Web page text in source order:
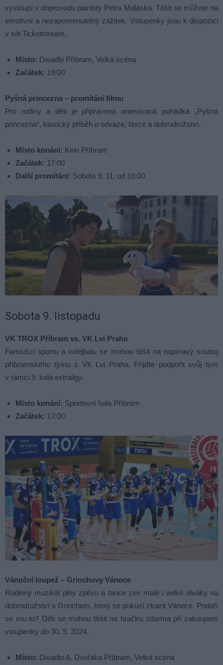
vystoupí v doprovodu pianisty Petra Maláska. Těšit se můžete na
emotivní a nezapomenutelný zážitek. Vstupenky jsou k dispozici
v síti Ticketstream.
Místo: Divadlo Příbram, Velká scéna
Začátek: 19:00
Pyšná princezna – promítání filmu
Pro rodiny a děti je připravena animovaná pohádka „Pyšná
princezna“, klasický příběh o odvaze, lásce a dobrodružství.
Místo konání: Kino Příbram
Začátek: 17:00
Další promítání: Sobota 9. 11. od 16:00
Sobota 9. listopadu
VK TROX Příbram vs. VK Lvi Praha
Fanoušci sportu a volejbalu se mohou těšit na napínavý souboj
příbramského týmu s VK Lvi Praha. Přijďte podpořit svůj tým
v rámci 9. kola extraligy.
Místo konání: Sportovní hala Příbram
Začátek: 17:00
Vánoční loupež – Grinchovy Vánoce
Rodinný muzikál plný zpěvu a tance zve malé i velké diváky na
dobrodružství s Grinchem, který se pokusí zkazit Vánoce. Podaří
se mu to? Děti se mohou těšit na hračku zdarma při zakoupení
vstupenky do 30. 9. 2024.
Místo: Divadlo A. Dvořáka Příbram, Velká scéna